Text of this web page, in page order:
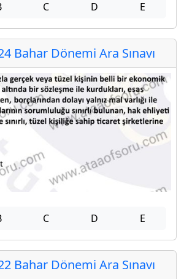
C D E
Bahar Dönemi Ara Sınavı
C D E
Bahar Dönemi Ara Sınavı